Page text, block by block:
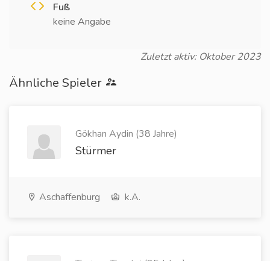
Fuß
keine Angabe
Zuletzt aktiv: Oktober 2023
Ähnliche Spieler
Gökhan Aydin (38 Jahre)
Stürmer
Aschaffenburg k.A.